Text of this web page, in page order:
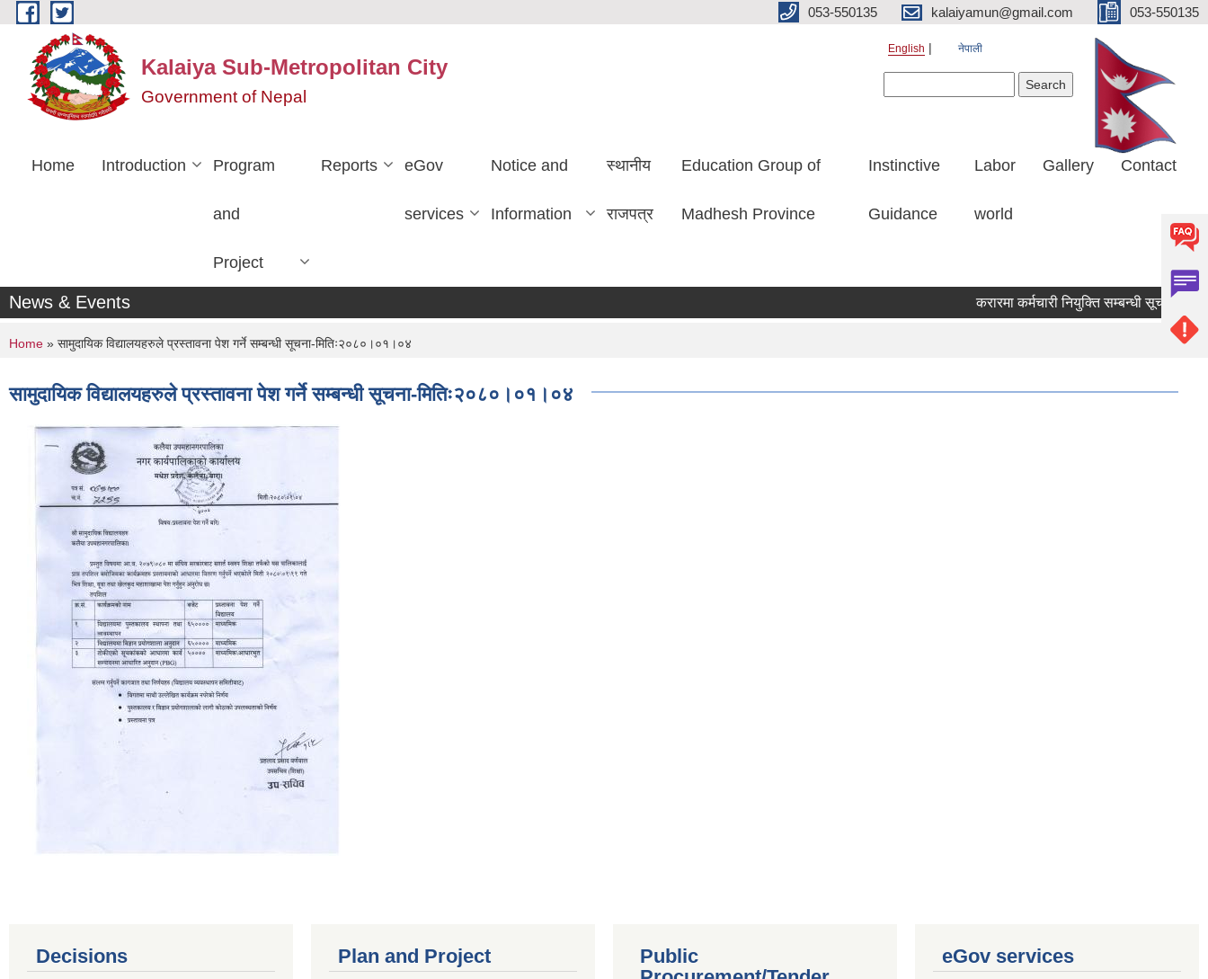
Skip to main content 053-550135 kalaiyamun@gmail.com 053-550135
Kalaiya Sub-Metropolitan City
Government of Nepal
English नेपाली
Home Introduction Program
and
Project
Reports eGov
services
Notice and
Information
स्थानीय
राजपत्र
Education Group of
Madhesh Province
Instinctive
Guidance
Labor
world
Gallery Contact
News & Events करारमा कर्मचारी नियुक्ति सम्बन्धी सूचना मितिः
You are here
Home » सामुदायिक विद्यालयहरुले प्रस्तावना पेश गर्ने सम्बन्धी सूचना-मितिः२०८०।०१।०४
सामुदायिक विद्यालयहरुले प्रस्तावना पेश गर्ने सम्बन्धी सूचना-मितिः२०८०।०१।०४
Decisions Plan and Project
Public
eGov services